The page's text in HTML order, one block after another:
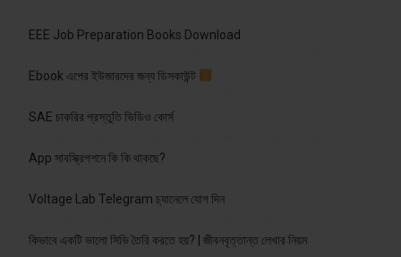
EEE Job Preparation Books Download
Ebook এপের ইউজারদের জন্য ডিসকাউন্ট
SAE চাকরির প্রস্তুতি ভিডিও কোর্স
App সাবস্ক্রিপশনে কি কি থাকছে?
Voltage Lab Telegram চ্যানেলে যোগ দিন
কিভাবে একটি ভালো সিভি তৈরি করতে হয়? | জীবনবৃত্তান্ত লেখার নিয়ম